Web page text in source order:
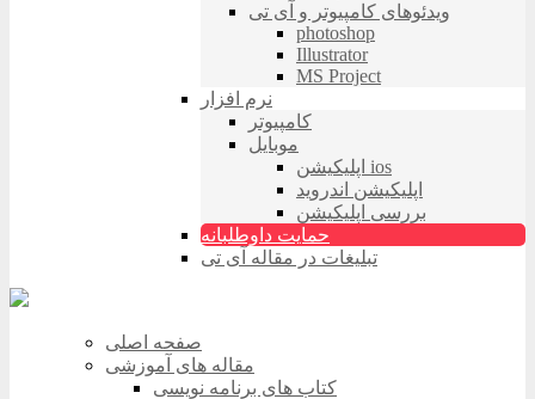
ویدئوهای کامپیوتر و آی تی
photoshop
Illustrator
MS Project
نرم افزار
کامپیوتر
موبایل
اپلیکیشن ios
اپلیکیشن اندروید
بررسی اپلیکیشن
حمایت داوطلبانه
تبلیغات در مقاله آی تی
صفحه اصلی
مقاله های آموزشی
کتاب های برنامه نویسی